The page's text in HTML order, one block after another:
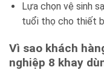
Lựa chọn vệ sinh
tuổi thọ cho thiết
Vì sao khách
nghiệp 8 khay